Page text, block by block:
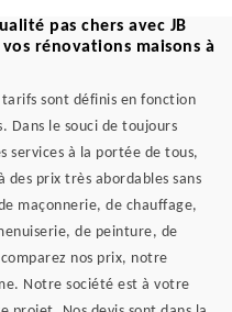
pas chers avec JB
rénovations maisons à
sont définis en fonction
Dans le souci de toujours
à la portée de tous,
des prix très abordables sans
maçonnerie, de chauffage,
de peinture, de
nos prix, notre
Notre société est à votre